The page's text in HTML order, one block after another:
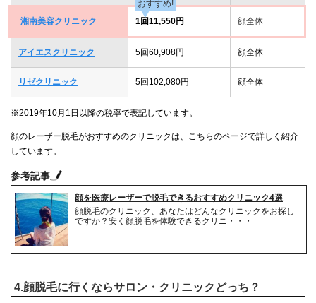
湘南美容クリニック
おすすめ!
1回11,550円
顔全体
アイエスクリニック 5回60,908円 顔全体
リゼクリニック 5回102,080円 顔全体
※2019年10月1日以降の税率で表記しています。
顔のレーザー脱毛がおすすめのクリニックは、こちらのページで詳しく紹介
しています。
参考記事
顔を医療レーザーで脱毛できるおすすめクリニック4選
顔脱毛のクリニック、あなたはどんなクリニックをお探し
ですか？安く顔脱毛を体験できるクリニ・・・
4.顔脱毛に行くならサロン・クリニックどっち？